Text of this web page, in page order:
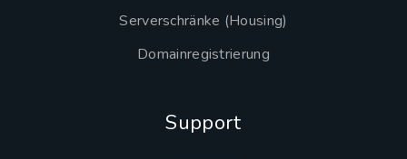
Serverschränke (Housing)
Domainregistrierung
Support